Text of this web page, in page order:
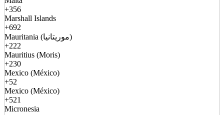
+356
Marshall Islands
+692
Mauritania (موريتانيا)
+222
Mauritius (Moris)
+230
Mexico (México)
+52
Mexico (México)
+521
Micronesia